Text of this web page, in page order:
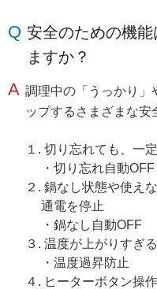
安全のための機
ますか？
調理中の「うっかり」
ップするさまざまな安
１. 切り忘れても、一
・切り忘れ自動
２. 鍋なし状態や使え
通電を停止
・鍋なし自動OFF
３. 温度が上がりすぎ
・温度過昇防止
４. ヒーターボタン操